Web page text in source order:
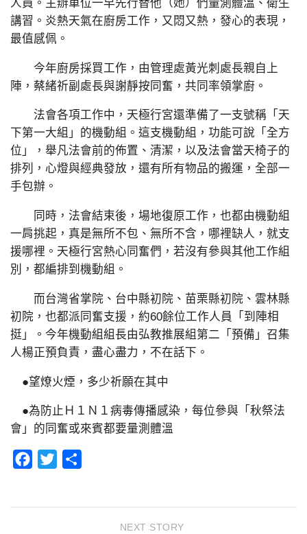
人員。主辦單位一早先行替他（她）們量測體溫、衛生
講習。炎熱天氣在廚房工作，又悶又熱，發心的表現，
最值感佩。
今年廚房採買工作，由管理處黃光刺處長親自上
陣，蔡緒祈副處長與謝靜按同奮，共同率領掌廚。
法會各項工作中，天極行宮還準備了一支號稱「天
下第一大組」的機動組。這支機動組，功能可說「全方
位」，舉凡法會前的佈置、清潔，以及法會當天椅子的
排列，心燈與經典發放，還有所有物品的搬運，全部一
手包辦。
同時，法會結束後，場地復原工作，也都由機動組
一肩挑起，真是無所不包、無所不含，哪裡缺人，就支
援哪裡。天極行宮熱心同奮們，若沒有參與其他工作組
別，都編排到機動組。
而台灣省掌院、台中縣初院、苗栗縣初院、雲林縣
初院，也都派同奮支援，約60餘位工作人員「到陣相
挺」。今年機動組組長由弘教推展組第二「預備」召集
人楊正預負責，盡心盡力，不在話下。
●望燎火煙，多少祈願在其中
●為防止Ｈ１Ｎ１病毒傳播感染，每位參與「秋祭法
會」的同奮或來賓都要量測體溫
Facebook
Twitter
NEXT STORY